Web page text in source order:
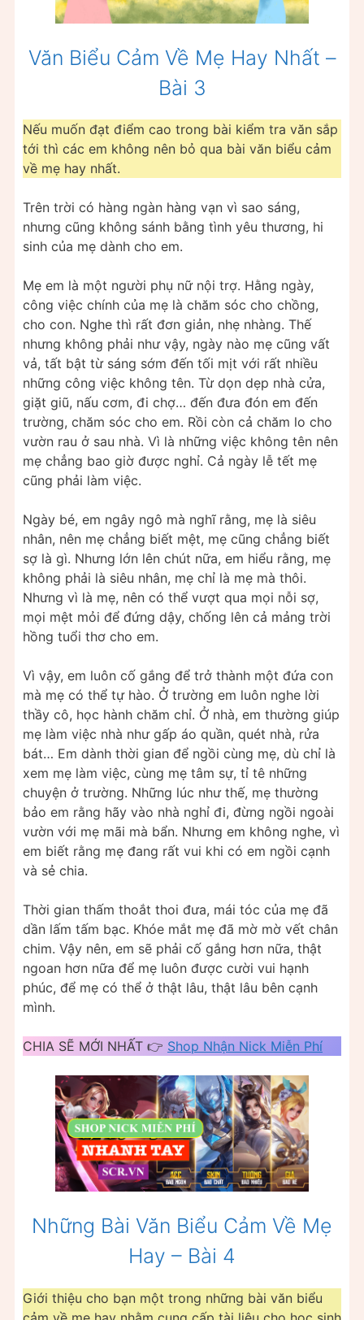
Văn Biểu Cảm Về Mẹ Hay Nhất –
Bài 3
Nếu muốn đạt điểm cao trong bài kiểm tra văn sắp
tới thì các em không nên bỏ qua bài văn biểu cảm
về mẹ hay nhất.
Trên trời có hàng ngàn hàng vạn vì sao sáng,
nhưng cũng không sánh bằng tình yêu thương, hi
sinh của mẹ dành cho em.
Mẹ em là một người phụ nữ nội trợ. Hằng ngày,
công việc chính của mẹ là chăm sóc cho chồng,
cho con. Nghe thì rất đơn giản, nhẹ nhàng. Thế
nhưng không phải như vậy, ngày nào mẹ cũng vất
vả, tất bật từ sáng sớm đến tối mịt với rất nhiều
những công việc không tên. Từ dọn dẹp nhà cửa,
giặt giũ, nấu cơm, đi chợ… đến đưa đón em đến
trường, chăm sóc cho em. Rồi còn cả chăm lo cho
vườn rau ở sau nhà. Vì là những việc không tên nên
mẹ chẳng bao giờ được nghỉ. Cả ngày lễ tết mẹ
cũng phải làm việc.
Ngày bé, em ngây ngô mà nghĩ rằng, mẹ là siêu
nhân, nên mẹ chẳng biết mệt, mẹ cũng chẳng biết
sợ là gì. Nhưng lớn lên chút nữa, em hiểu rằng, mẹ
không phải là siêu nhân, mẹ chỉ là mẹ mà thôi.
Nhưng vì là mẹ, nên có thể vượt qua mọi nỗi sợ,
mọi mệt mỏi để đứng dậy, chống lên cả mảng trời
hồng tuổi thơ cho em.
Vì vậy, em luôn cố gắng để trở thành một đứa con
mà mẹ có thể tự hào. Ở trường em luôn nghe lời
thầy cô, học hành chăm chỉ. Ở nhà, em thường giúp
mẹ làm việc nhà như gấp áo quần, quét nhà, rửa
bát… Em dành thời gian để ngồi cùng mẹ, dù chỉ là
xem mẹ làm việc, cùng mẹ tâm sự, tỉ tê những
chuyện ở trường. Những lúc như thế, mẹ thường
bảo em rằng hãy vào nhà nghỉ đi, đừng ngồi ngoài
vườn với mẹ mãi mà bẩn. Nhưng em không nghe, vì
em biết rằng mẹ đang rất vui khi có em ngồi cạnh
và sẻ chia.
Thời gian thấm thoắt thoi đưa, mái tóc của mẹ đã
dần lấm tấm bạc. Khóe mắt mẹ đã mờ mờ vết chân
chim. Vậy nên, em sẽ phải cố gắng hơn nữa, thật
ngoan hơn nữa để mẹ luôn được cười vui hạnh
phúc, để mẹ có thể ở thật lâu, thật lâu bên cạnh
mình.
CHIA SẼ MỚI NHẤT 👉 Shop Nhận Nick Miễn Phí
Những Bài Văn Biểu Cảm Về Mẹ
Hay – Bài 4
Giới thiệu cho bạn một trong những bài văn biểu